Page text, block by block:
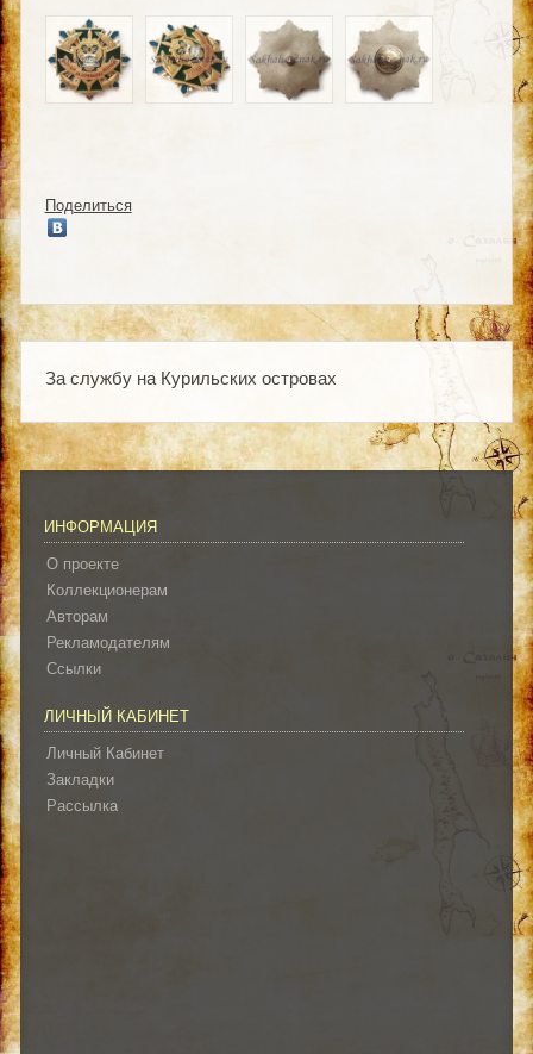
Поделиться
За службу на Курильских островах
ИНФОРМАЦИЯ
О проекте
Коллекционерам
Авторам
Рекламодателям
Ссылки
ЛИЧНЫЙ КАБИНЕТ
Личный Кабинет
Закладки
Рассылка